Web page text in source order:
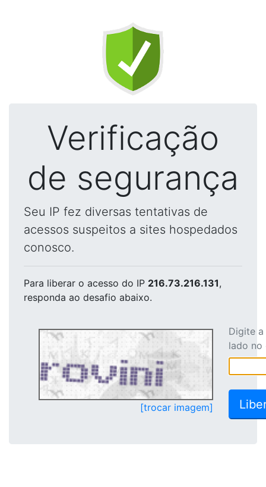
Verificação
de segurança
Seu IP fez diversas tentativas de
acessos suspeitos a sites hospedados
conosco.
Para liberar o acesso do IP 216.73.216.131,
responda ao desafio abaixo.
[trocar imagem]
Digite
lado no